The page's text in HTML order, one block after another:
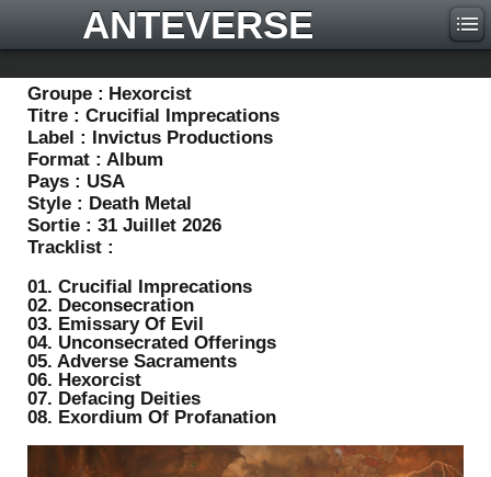
ANTEVERSE
Groupe : Hexorcist
Titre : Crucifial Imprecations
Label : Invictus Productions
Format : Album
Pays : USA
Style : Death Metal
Sortie : 31 Juillet 2026
Tracklist :
01. Crucifial Imprecations
02. Deconsecration
03. Emissary Of Evil
04. Unconsecrated Offerings
05. Adverse Sacraments
06. Hexorcist
07. Defacing Deities
08. Exordium Of Profanation